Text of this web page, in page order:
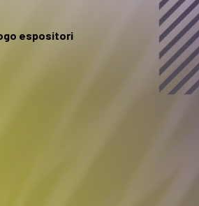
espositori